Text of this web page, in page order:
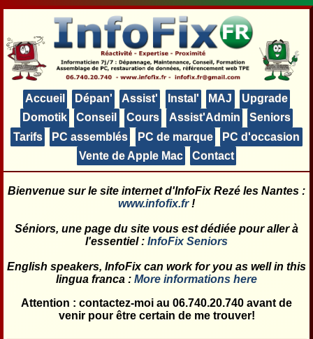
Accueil Dépan' Assist' Instal' MAJ
Upgrade
Domotik
Conseil Cours Assist'Admin
Seniors
Tarifs
PC assemblés PC de marque
PC d'occasion
Vente de Apple Mac
Contact
Bienvenue sur le site internet d'InfoFix Rezé les Nantes :
www.infofix.fr!
Séniors, une page du site vous est dédiée pour aller à
l'essentiel : InfoFix Seniors
English speakers, InfoFix can work for you as well in this
lingua franca : More informations here
Attention : contactez-moi au 06.740.20.740 avant de
venir pour être certain de me trouver!